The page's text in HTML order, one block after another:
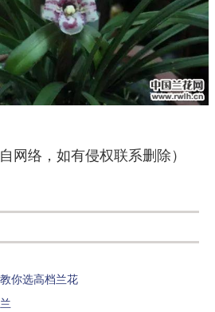
网络，如有侵权联系删除）
你选高档兰花